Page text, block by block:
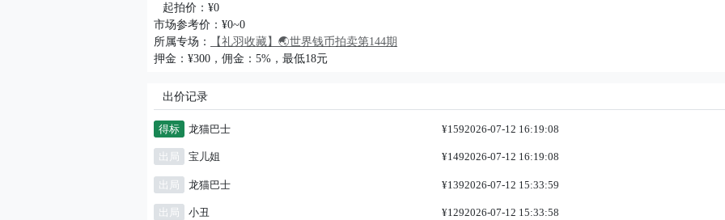
起拍价：¥0
市场参考价：¥0~0
所属专场：
【礼羽收藏】🌏世界钱币拍卖第144期
押金：¥300，佣金：5%，最低18元
出价记录
得标 龙猫巴士 ¥1592026-07-12 16:19:08
出局 宝儿姐 ¥1492026-07-12 16:19:08
出局 龙猫巴士 ¥1392026-07-12 15:33:59
出局 小丑 ¥1292026-07-12 15:33:58